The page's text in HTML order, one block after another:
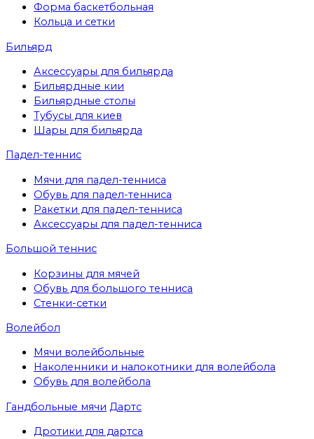
Форма баскетбольная
Кольца и сетки
Бильярд
Аксессуары для бильярда
Бильярдные кии
Бильярдные столы
Тубусы для киев
Шары для бильярда
Падел-теннис
Мячи для падел-тенниса
Обувь для падел-тенниса
Ракетки для падел-тенниса
Аксессуары для падел-тенниса
Большой теннис
Корзины для мячей
Обувь для большого тенниса
Стенки-сетки
Волейбол
Мячи волейбольные
Наколенники и налокотники для волейбола
Обувь для волейбола
Гандбольные мячи Дартс
Дротики для дартса